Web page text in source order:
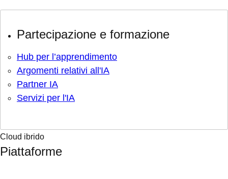
Partecipazione e formazione
Hub per l’apprendimento
Argomenti relativi all'IA
Partner IA
Servizi per l'IA
Cloud ibrido
Piattaforme